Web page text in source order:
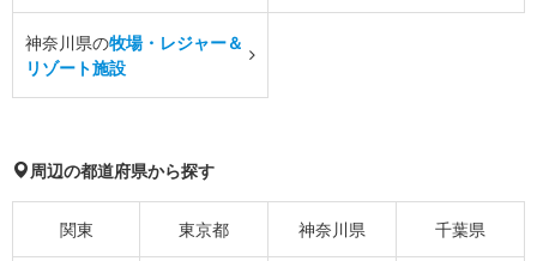
神奈川県の牧場・レジャー＆
リゾート施設
周辺の都道府県から探す
関東 東京都 神奈川県 千葉県